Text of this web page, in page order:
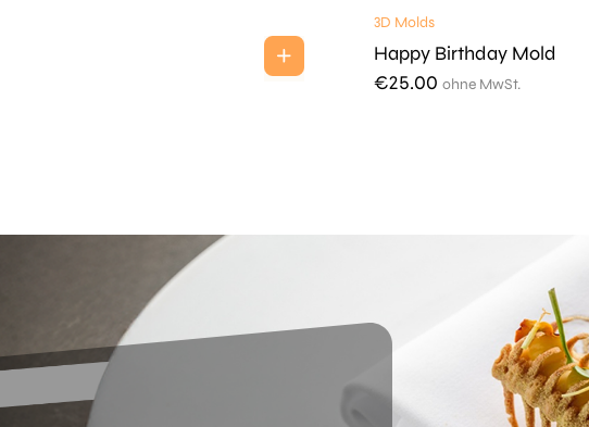
3D Molds
Happy Birthday Mold
€25.00 ohne MwSt.